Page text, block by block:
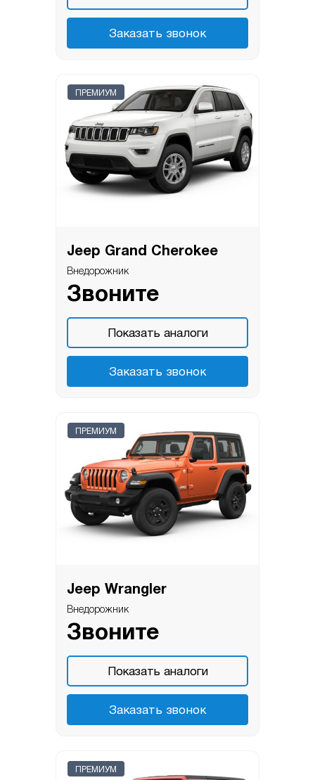
Заказать звонок
ПРЕМИУМ
Jeep Grand Cherokee
Внедорожник
Звоните
Показать аналоги
Заказать звонок
ПРЕМИУМ
Jeep Wrangler
Внедорожник
Звоните
Показать аналоги
Заказать звонок
ПРЕМИУМ